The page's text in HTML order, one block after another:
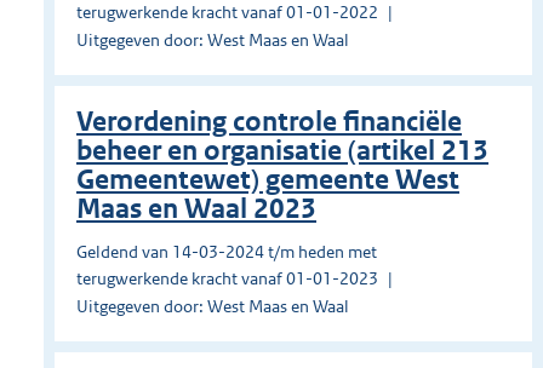
terugwerkende kracht vanaf 01-01-2022
Uitgegeven door: West Maas en Waal
Verordening controle financiële
beheer en organisatie (artikel 213
Gemeentewet) gemeente West
Maas en Waal 2023
Geldend van 14-03-2024 t/m heden met
terugwerkende kracht vanaf 01-01-2023
Uitgegeven door: West Maas en Waal